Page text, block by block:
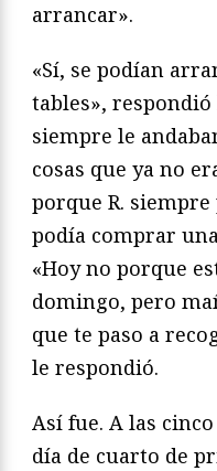
arrancar».
«Sí, se podían
tables», respondió
siempre le
cosas que ya no
porque R.
podía comprar
«Hoy no porque
domingo, pero
que te paso a
le respondió.
Así fue. A las
día de cuarto de